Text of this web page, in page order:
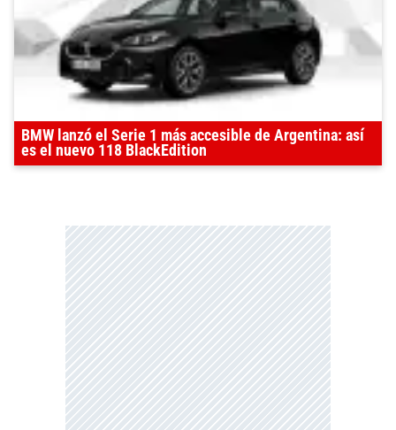
BMW lanzó el Serie 1 más accesible de Argentina: así
es el nuevo 118 BlackEdition